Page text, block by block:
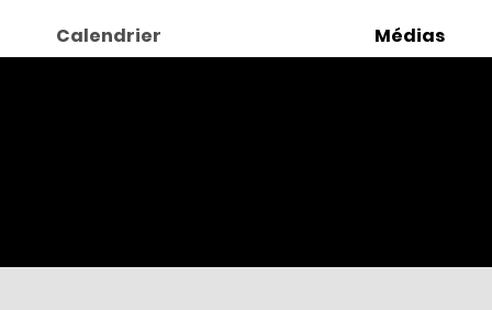
Calendrier Médias